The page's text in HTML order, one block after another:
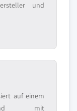
und
auf einem
mit